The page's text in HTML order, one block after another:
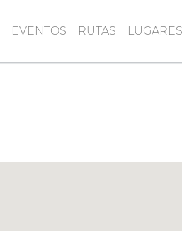
EVENTOS RUTAS LUGARES